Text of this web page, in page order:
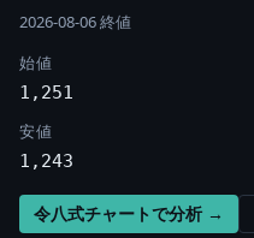
2026-08-06 終値
始値
1,251
安値
1,243
令八式チャートで分析 →